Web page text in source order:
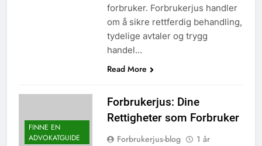
forbruker. Forbrukerjus handler
om å sikre rettferdig behandling,
tydelige avtaler og trygg
handel…
Read More
FINNE EN
ADVOKATGUIDE
Forbrukerjus: Dine
Rettigheter som Forbruker
Forbrukerjus-blog
1 år